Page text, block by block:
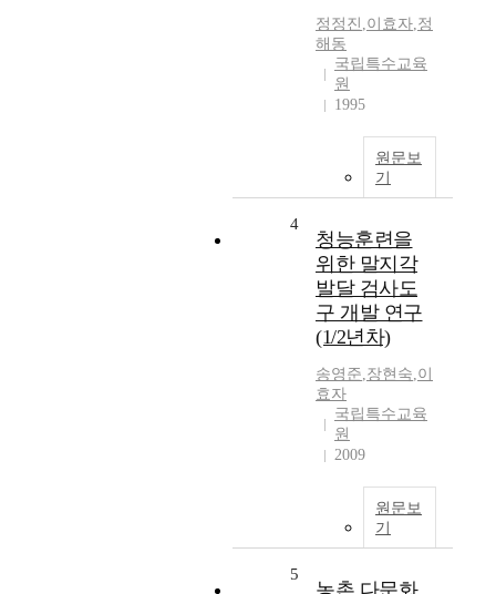
정정진 ,이효자,정
해동
국립특수교육
원
1995
원문보
기
4
청능훈련을
위한 말지각
발달 검사도
구 개발 연구
(1/2년차)
송영준,장현숙,이
효자
국립특수교육
원
2009
원문보
기
5